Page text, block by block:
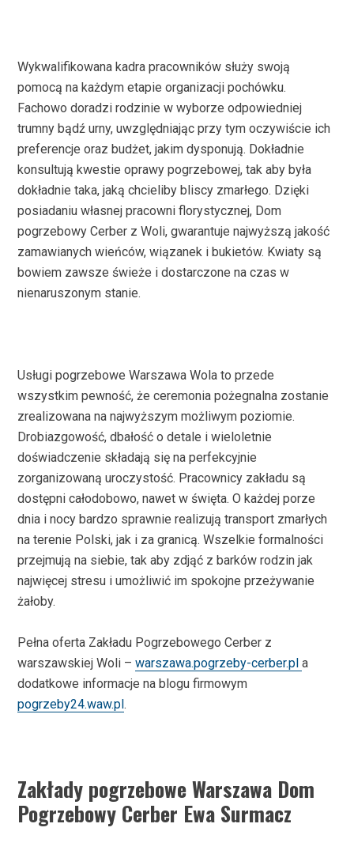
Wykwalifikowana kadra pracowników służy swoją
pomocą na każdym etapie organizacji pochówku.
Fachowo doradzi rodzinie w wyborze odpowiedniej
trumny bądź urny, uwzględniając przy tym oczywiście ich
preferencje oraz budżet, jakim dysponują. Dokładnie
konsultują kwestie oprawy pogrzebowej, tak aby była
dokładnie taka, jaką chcieliby bliscy zmarłego. Dzięki
posiadaniu własnej pracowni florystycznej, Dom
pogrzebowy Cerber z Woli, gwarantuje najwyższą jakość
zamawianych wieńców, wiązanek i bukietów. Kwiaty są
bowiem zawsze świeże i dostarczone na czas w
nienaruszonym stanie.
Usługi pogrzebowe Warszawa Wola to przede
wszystkim pewność, że ceremonia pożegnalna zostanie
zrealizowana na najwyższym możliwym poziomie.
Drobiazgowość, dbałość o detale i wieloletnie
doświadczenie składają się na perfekcyjnie
zorganizowaną uroczystość. Pracownicy zakładu są
dostępni całodobowo, nawet w święta. O każdej porze
dnia i nocy bardzo sprawnie realizują transport zmarłych
na terenie Polski, jak i za granicą. Wszelkie formalności
przejmują na siebie, tak aby zdjąć z barków rodzin jak
najwięcej stresu i umożliwić im spokojne przeżywanie
żałoby.
Pełna oferta Zakładu Pogrzebowego Cerber z
warszawskiej Woli –warszawa.pogrzeby-cerber.pl a
dodatkowe informacje na blogu firmowym
pogrzeby24.waw.pl.
Zakłady pogrzebowe Warszawa Dom
Pogrzebowy Cerber Ewa Surmacz